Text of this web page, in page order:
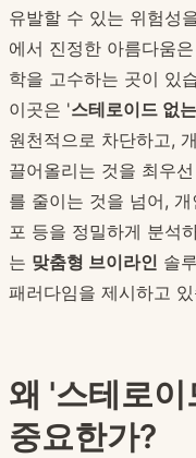
유발할 수 있는 위험성
에서 진정한 아름다움
학을 고수하는 곳이 있
이곳은 '스테로이드 없
원천적으로 차단하고,
끌어올리는 것을 최우
를 줄이는 것을 넘어,
포 등을 정밀하게 분석
는 맞춤형 브이라인 솔
패러다임을 제시하고
왜 '스테로
중요한가?